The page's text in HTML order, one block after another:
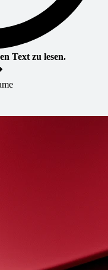
Text zu lesen.